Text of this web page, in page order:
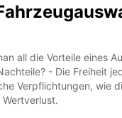
all die Vorteile eines
- Die Freiheit
Verpflichtungen, wie